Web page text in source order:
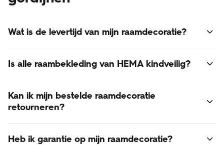
Wat is de levertijd van mijn raamdecoratie?
Voor alle raamdecoratie geldt een levertijd van 3 - 6
weken.
Is alle raambekleding van HEMA kindveilig?
Ja, alle raambekleding van HEMA voldoet aan de laatst
gestelde normen voor kindveiligheid.
Kan ik mijn bestelde raamdecoratie
retourneren?
Retourneren van op maat gemaakte raamdecoratie is
helaas niet mogelijk. Raamdecoratie is een op maat
Heb ik garantie op mijn raamdecoratie?